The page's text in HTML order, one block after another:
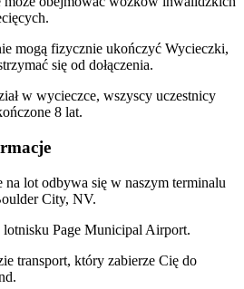
mogą fizycznie ukończyć Wycieczki,
się od dołączenia.
w wycieczce, wszyscy uczestnicy
8 lat.
na lot odbywa się w naszym terminalu
City, NV.
Page Municipal Airport.
transport, który zabierze Cię do